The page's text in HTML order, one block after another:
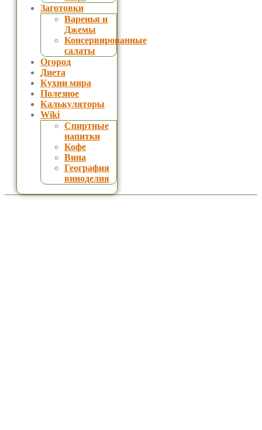
Заготовки
Варенья и
Джемы
Консервированные
салаты
Огород
Диета
Кухни мира
Полезное
Калькуляторы
Wiki
Спиртные
напитки
Кофе
Вина
География
виноделия